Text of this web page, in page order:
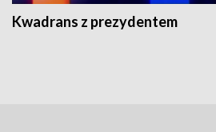
Kwadrans z prezydentem